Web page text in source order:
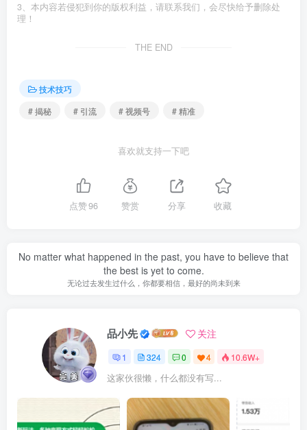
3、本内容若侵犯到你的版权利益，请联系我们，会尽快给予删除处
理！
THE END
技术技巧
# 揭秘
# 引流 # 视频号 # 精准
喜欢就支持一下吧
点赞96 赞赏 分享 收藏
No matter what happened in the past, you have to believe that
the best is yet to come.
无论过去发生过什么，你都要相信，最好的尚未到来
品小先 关注
1 324 0 4 10.6W+
这家伙很懒，什么都没有写...